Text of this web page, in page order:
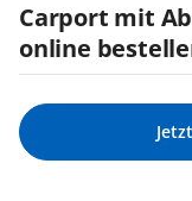
Carport mit
online